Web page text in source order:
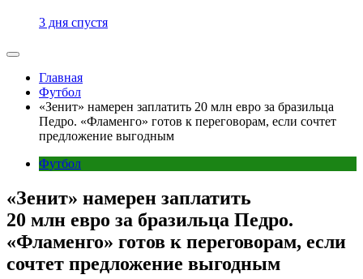
3 дня спустя
Главная
Футбол
«Зенит» намерен заплатить 20 млн евро за бразильца
Педро. «Фламенго» готов к переговорам, если сочтет
предложение выгодным
Футбол
«Зенит» намерен заплатить
20 млн евро за бразильца Педро.
«Фламенго» готов к переговорам, если
сочтет предложение выгодным